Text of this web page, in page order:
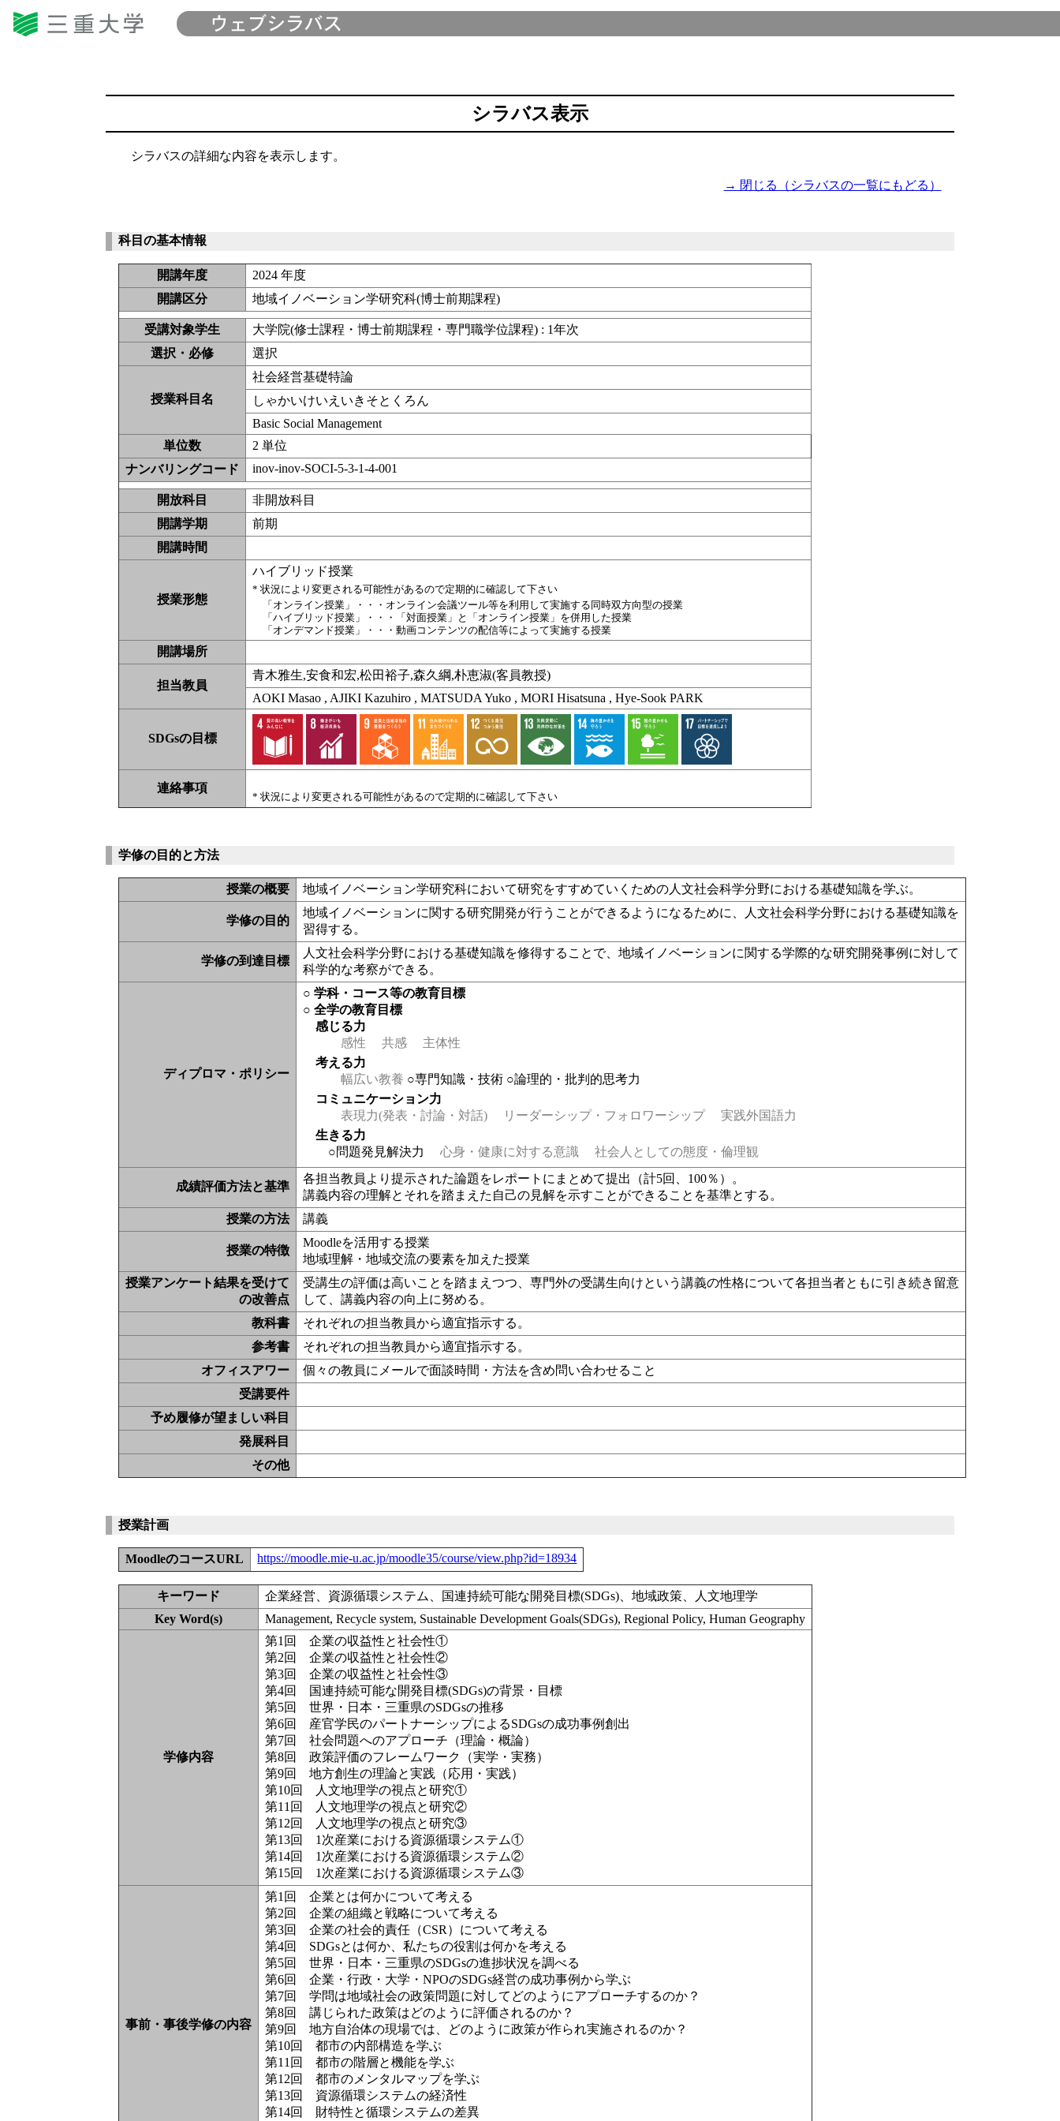
シラバス表示
シラバスの詳細な内容を表示します。
→ 閉じる（シラバスの一覧にもどる）
科目の基本情報
開講年度
2024 年度
開講区分
地域イノベーション学研究科(博士前期課程)
受講対象学生
大学院(修士課程・博士前期課程・専門職学位課程) : 1年次
選択・必修
選択
授業科目名
社会経営基礎特論
しゃかいけいえいきそとくろん
Basic Social Management
単位数
2 単位
ナンバリングコード
inov-inov-SOCI-5-3-1-4-001
開放科目
非開放科目
開講学期
前期
開講時間
授業形態
ハイブリッド授業
* 状況により変更される可能性があるので定期的に確認して下さい
「オンライン授業」・・・オンライン会議ツール等を利用して実施する同時双方向型の授業
「ハイブリッド授業」・・・「対面授業」と「オンライン授業」を併用した授業
「オンデマンド授業」・・・動画コンテンツの配信等によって実施する授業
開講場所
担当教員
青木雅生,安食和宏,松田裕子,森久綱,朴恵淑(客員教授)
AOKI Masao , AJIKI Kazuhiro , MATSUDA Yuko , MORI Hisatsuna , Hye-Sook PARK
SDGsの目標
連絡事項
* 状況により変更される可能性があるので定期的に確認して下さい
学修の目的と方法
授業の概要 地域イノベーション学研究科において研究をすすめていくための人文社会科学分野における基礎知識を学ぶ。
学修の目的
地域イノベーションに関する研究開発が行うことができるようになるために、人文社会科学分野における基礎知識を
習得する。
学修の到達目標
人文社会科学分野における基礎知識を修得することで、地域イノベーションに関する学際的な研究開発事例に対して
科学的な考察ができる。
ディプロマ・ポリシー
○ 学科・コース等の教育目標
○ 全学の教育目標
感じる力
感性
共感
主体性
考える力
幅広い教養 ○専門知識・技術 ○論理的・批判的思考力
コミュニケーション力
表現力(発表・討論・対話)
リーダーシップ・フォロワーシップ
実践外国語力
生きる力
○問題発見解決力
心身・健康に対する意識 社会人としての態度・倫理観
成績評価方法と基準
各担当教員より提示された論題をレポートにまとめて提出（計5回、100％）。
講義内容の理解とそれを踏まえた自己の見解を示すことができることを基準とする。
授業の方法
講義
授業の特徴
Moodleを活用する授業
地域理解・地域交流の要素を加えた授業
授業アンケート結果を受けて
の改善点
受講生の評価は高いことを踏まえつつ、専門外の受講生向けという講義の性格について各担当者ともに引き続き留意
して、講義内容の向上に努める。
教科書
それぞれの担当教員から適宜指示する。
参考書
それぞれの担当教員から適宜指示する。
オフィスアワー
個々の教員にメールで面談時間・方法を含め問い合わせること
受講要件
予め履修が望ましい科目
発展科目
その他
授業計画
MoodleのコースURL https://moodle.mie-u.ac.jp/moodle35/course/view.php?id=18934
キーワード
企業経営、資源循環システム、国連持続可能な開発目標(SDGs)、地域政策、人文地理学
Key Word(s)
Management, Recycle system, Sustainable Development Goals(SDGs), Regional Policy, Human Geography
学修内容
第1回 企業の収益性と社会性①
第2回 企業の収益性と社会性②
第3回 企業の収益性と社会性③
第4回 国連持続可能な開発目標(SDGs)の背景・目標
第5回 世界・日本・三重県のSDGsの推移
第6回 産官学民のパートナーシップによるSDGsの成功事例創出
第7回 社会問題へのアプローチ（理論・概論）
第8回 政策評価のフレームワーク（実学・実務）
第9回 地方創生の理論と実践（応用・実践）
第10回 人文地理学の視点と研究①
第11回 人文地理学の視点と研究②
第12回 人文地理学の視点と研究③
第13回 1次産業における資源循環システム①
第14回 1次産業における資源循環システム②
第15回 1次産業における資源循環システム③
事前・事後学修の内容
第1回 企業とは何かについて考える
第2回 企業の組織と戦略について考える
第3回 企業の社会的責任（CSR）について考える
第4回 SDGsとは何か、私たちの役割は何かを考える
第5回 世界・日本・三重県のSDGsの進捗状況を調べる
第6回 企業・行政・大学・NPOのSDGs経営の成功事例から学ぶ
第7回 学問は地域社会の政策問題に対してどのようにアプローチするのか？
第8回 講じられた政策はどのように評価されるのか？
第9回 地方自治体の現場では、どのように政策が作られ実施されるのか？
第10回 都市の内部構造を学ぶ
第11回 都市の階層と機能を学ぶ
第12回 都市のメンタルマップを学ぶ
第13回 資源循環システムの経済性
第14回 財特性と循環システムの差異